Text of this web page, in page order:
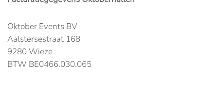
Oktober Events BV
Aalstersestraat 168
9280 Wieze
BTW BE0466.030.065